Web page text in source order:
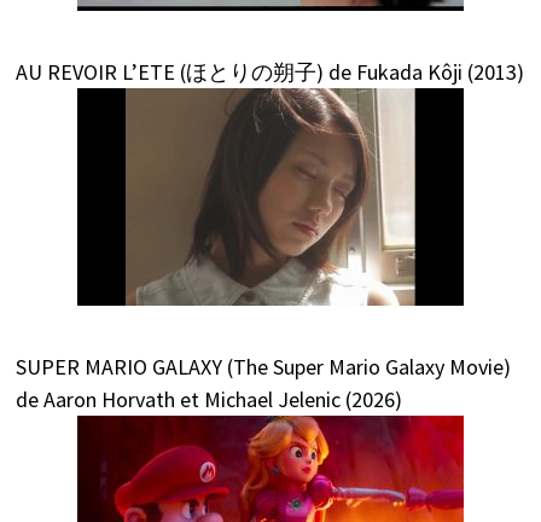
AU REVOIR L’ETE (ほとりの朔子) de Fukada Kôji (2013)
SUPER MARIO GALAXY (The Super Mario Galaxy Movie)
de Aaron Horvath et Michael Jelenic (2026)